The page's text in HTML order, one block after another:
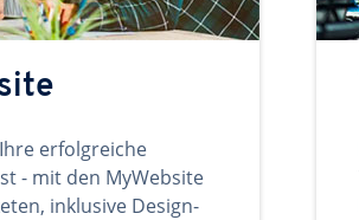
erfolgreiche
- mit den MyWebsite
inklusive Design-